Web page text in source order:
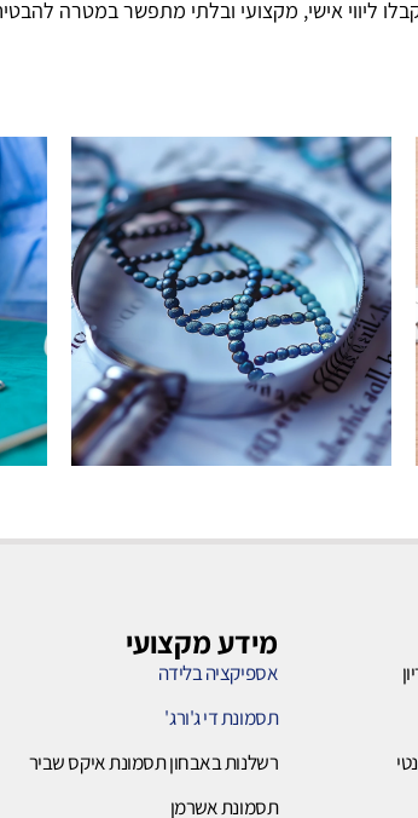
ליווי אישי, מקצועי ובלתי מתפשר במטרה
רשלנות
גנטי
לחץ כאן
מידע מקצועי
אספיקציה בלידה
תסמונת די ג'ורג'
רשלנות באבחון תסמונת איקס שביר
תסמונת אשרמן